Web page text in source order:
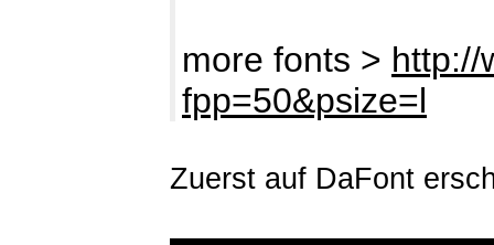
more fonts > http://
fpp=50&psize=l
Zuerst auf DaFont